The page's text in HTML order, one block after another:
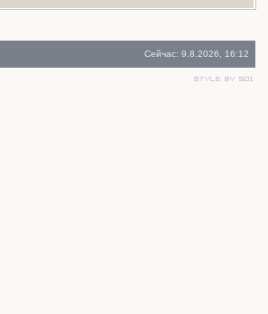
Сейчас: 9.8.2026, 16:12